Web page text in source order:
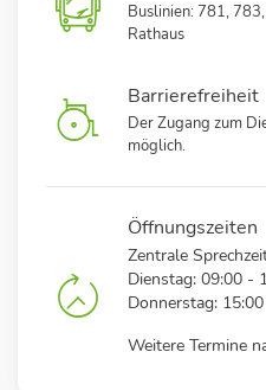
Buslinien: 781,
Rathaus
Barrierefreiheit
Der Zugang zum
möglich.
Öffnungszeiten
Zentrale
Dienstag: 09:00 -
Donnerstag:
Weitere Termine